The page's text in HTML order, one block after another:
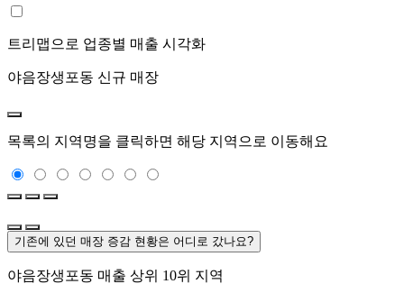
트리맵으로 업종별 매출 시각화
야음장생포동 신규 매장
목록의 지역명을 클릭하면 해당 지역으로 이동해요
기존에 있던 매장 증감 현황은 어디로 갔나요?
야음장생포동 매출 상위 10위 지역